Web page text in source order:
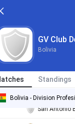
GV Club
Bolivia
Standings
Bolivia - Division
21:30
07/26
CD Real
GV Club
07/26
GV Club
San Antonio